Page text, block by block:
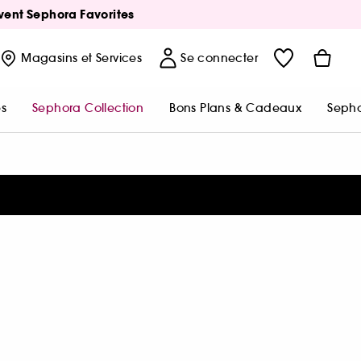
Sephora Favorites
Magasins et Services Se connecter
Sephora Collection Bons Plans & Cadeaux